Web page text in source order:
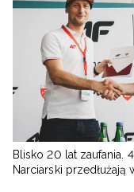
Blisko 20 lat zaufania.
Narciarski